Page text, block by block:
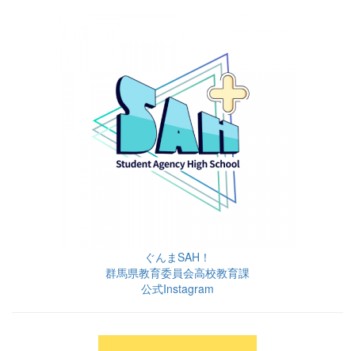
ぐんまSAH！
群馬県教育委員会高校教育課
公式Instagram